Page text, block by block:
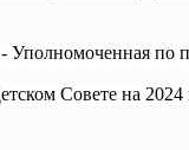
по
Совете на